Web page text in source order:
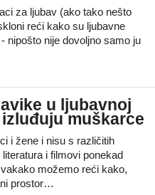
za ljubav (ako tako nešto
reći kako su ljubavne
nipošto nije dovoljno samo ju
u ljubavnoj
muškarce
i žene i nisu s različitih
i filmovi ponekad
možemo reći kako,
prostor…